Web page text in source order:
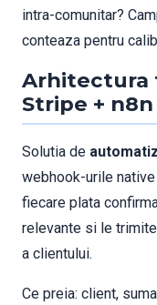
intra-comunitar?
conteaza pentru
Arhitectura
Stripe +
Solutia de
webhook-urile
fiecare plata
relevante si le
a clientului.
Ce preia: client,